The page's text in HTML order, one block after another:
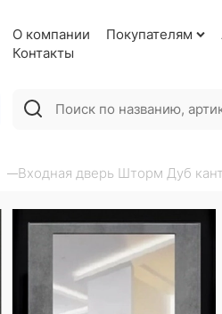
О компании Покупателям
Контакты
Входная дверь Шторм Дуб